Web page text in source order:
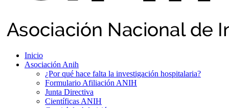
Inicio
Asociación Anih
¿Por qué hace falta la investigación hospitalaria?
Formulario Afiliación ANIH
Junta Directiva
Científicas ANIH